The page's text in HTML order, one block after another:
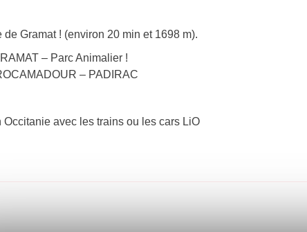
Gramat ! (environ 20 min et 1698 m).
– Parc Animalier !
– PADIRAC
avec les trains ou les cars LiO